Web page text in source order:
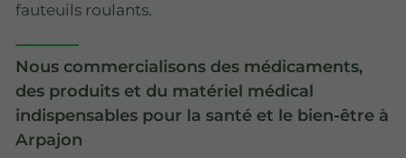
fauteuils roulants.
Nous commercialisons des médicaments,
des produits et du matériel médical
indispensables pour la santé et le bien-être à
Arpajon